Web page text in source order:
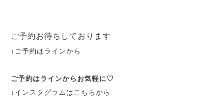
ご予約お待ちしております
↓ご予約はラインから
ご予約はラインからお気軽に♡
↓インスタグラムはこちらから